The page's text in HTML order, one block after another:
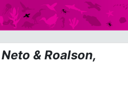
& Roalson,